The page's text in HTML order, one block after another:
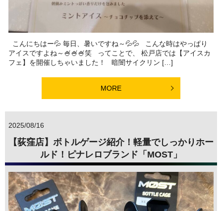
こんにちはー💦 毎日、暑いですね～💦💦 こんな時はやっぱり
アイスですよね～🍧🍧🍧笑 ってことで、 松戸店では【アイスカ
フェ】を開催しちゃいました！ 暗闇サイクリン […]
MORE
2025/08/16
【荻窪店】ボトルゲージ紹介！軽量でしっかりホー
ルド！ピナレロブランド「MOST」